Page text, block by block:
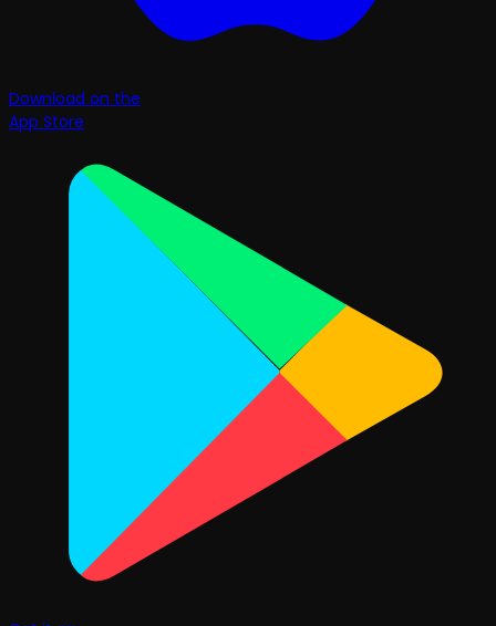
Download on the
App Store